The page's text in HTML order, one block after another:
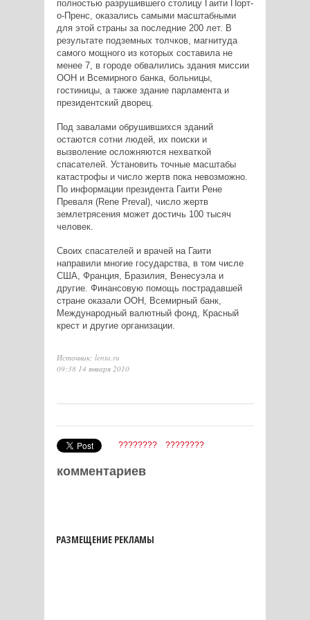
полностью разрушившего столицу Гаити Порт-
о-Пренс, оказались самыми масштабными
для этой страны за последние 200 лет. В
результате подземных толчков, магнитуда
самого мощного из которых составила не
менее 7, в городе обвалились здания миссии
ООН и Всемирного банка, больницы,
гостиницы, а также здание парламента и
президентский дворец.
Под завалами обрушившихся зданий
остаются сотни людей, их поиски и
вызволение осложняются нехваткой
спасателей. Установить точные масштабы
катастрофы и число жертв пока невозможно.
По информации президента Гаити Рене
Преваля (Rene Preval), число жертв
землетрясения может достичь 100 тысяч
человек.
Своих спасателей и врачей на Гаити
направили многие государства, в том числе
США, Франция, Бразилия, Венесуэла и
другие. Финансовую помощь пострадавшей
стране оказали ООН, Всемирный банк,
Международный валютный фонд, Красный
крест и другие организации.
Источник: lenta.ru
09:38 14 января 2010
???????? ????????
комментариев
РАЗМЕЩЕНИЕ РЕКЛАМЫ